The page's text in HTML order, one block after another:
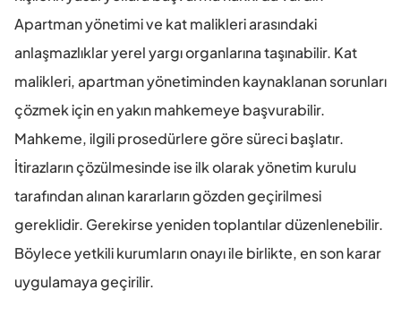
Apartman yönetimi ve kat malikleri arasındaki
anlaşmazlıklar yerel yargı organlarına taşınabilir. Kat
malikleri, apartman yönetiminden kaynaklanan sorunları
çözmek için en yakın mahkemeye başvurabilir.
Mahkeme, ilgili prosedürlere göre süreci başlatır.
İtirazların çözülmesinde ise ilk olarak yönetim kurulu
tarafından alınan kararların gözden geçirilmesi
gereklidir. Gerekirse yeniden toplantılar düzenlenebilir.
Böylece yetkili kurumların onayı ile birlikte, en son karar
uygulamaya geçirilir.